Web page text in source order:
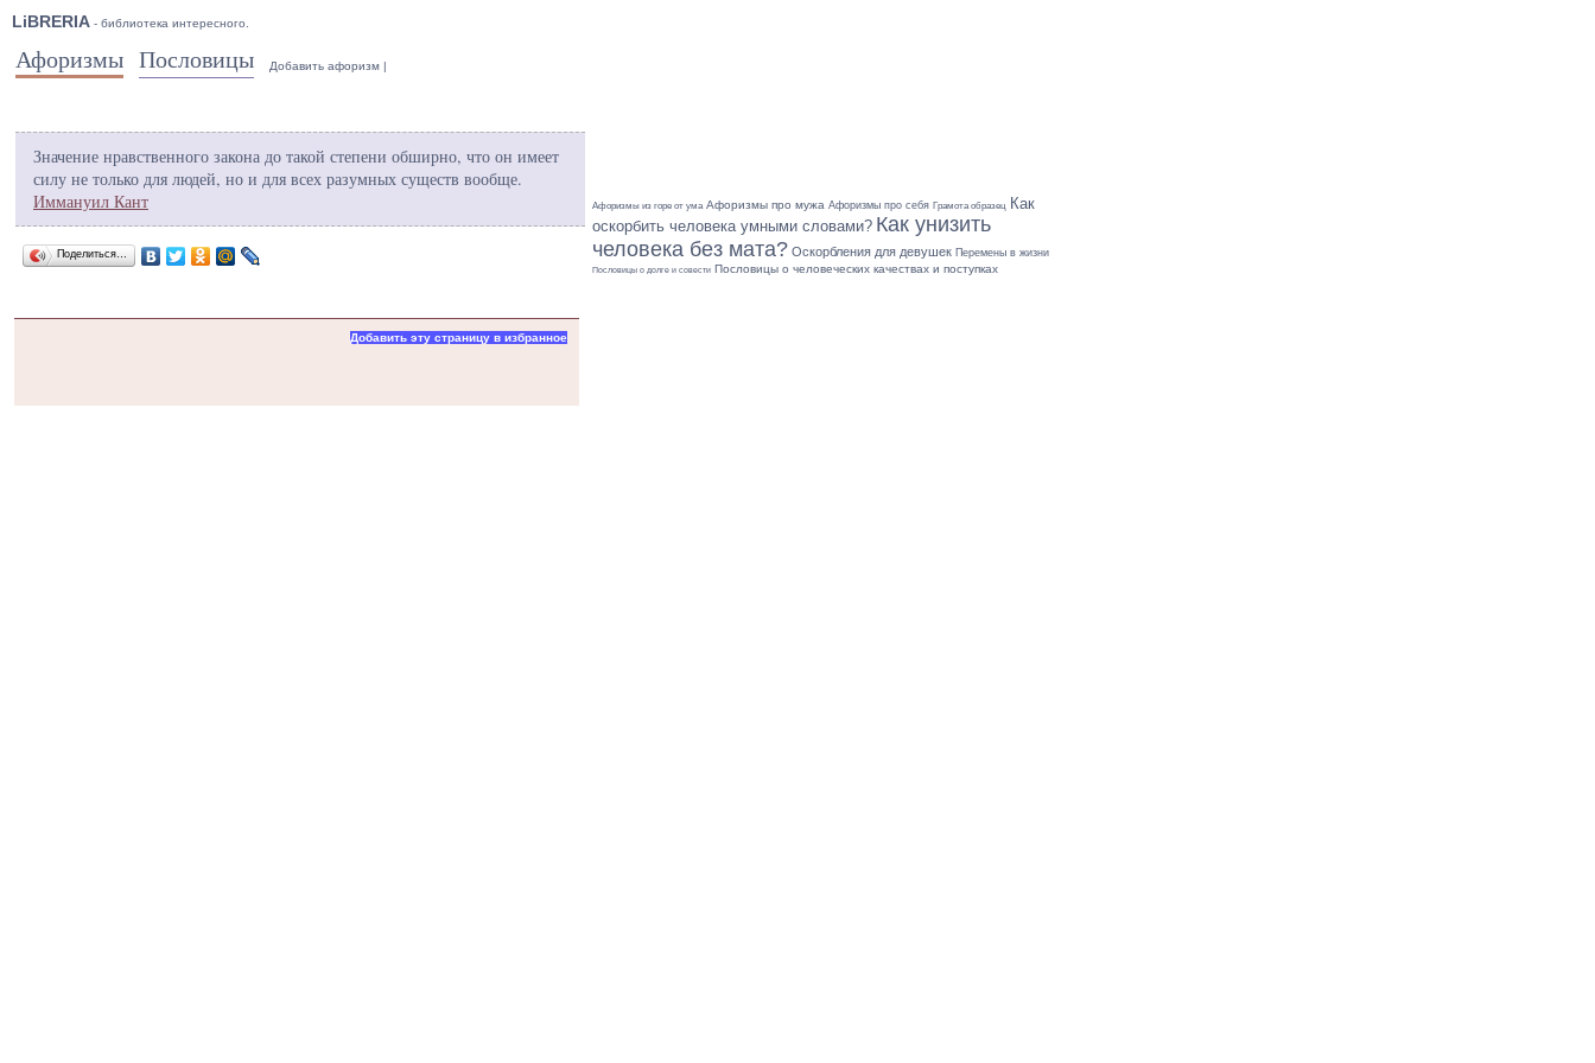
LiBRERIA - библиотека интересного.
Афоризмы Пословицы Добавить афоризм |
Значение нравственного закона до такой степени обширно, что он имеет
силу не только для людей, но и для всех разумных существ вообще.
Иммануил Кант
Поделиться…
Афоризмы из горе от ума Афоризмы про мужа Афоризмы про себя Грамота образец Как
оскорбить человека умными словами? Как унизить
человека без мата? Оскорбления для девушек Перемены в жизни
Пословицы о долге и совести Пословицы о человеческих качествах и поступках
Добавить эту страницу в избранное